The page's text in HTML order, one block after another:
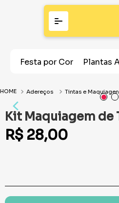
Festa por Cor Plantas
Adereços Tintas e
Kit Maquiagem de
R$ 28,00